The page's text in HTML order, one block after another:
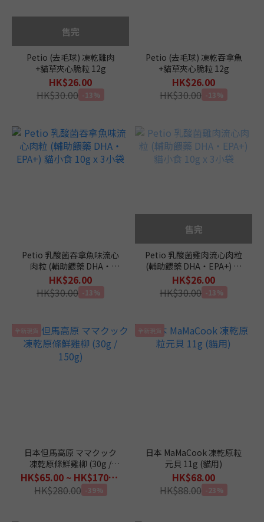
售完
Petio (去毛球) 凍乾雞肉
+貓草夾心脆粒 12g
HK$26.00
HK$30.00 -13%
Petio (去毛球) 凍乾吞拿魚
+貓草夾心脆粒 12g
HK$26.00
HK$30.00 -13%
Petio 乳酸菌吞拿魚味流心
肉粒 (輔助餵藥 DHA‧
EPA+) 貓小食 10g x 3小袋
HK$26.00
HK$30.00 -13%
售完
Petio 乳酸菌雞肉流心肉粒
(輔助餵藥 DHA‧EPA+) 貓
小食 10g x 3小袋
HK$26.00
HK$30.00 -13%
全新現貨
日本但馬高原 ママクック
凍乾原條鮮雞柳 (30g /
150g)
HK$65.00 ~ HK$170.00
HK$280.00 -39%
全新現貨
日本 MaMaCook 凍乾原粒
元貝 11g (貓用)
HK$68.00
HK$88.00 -23%